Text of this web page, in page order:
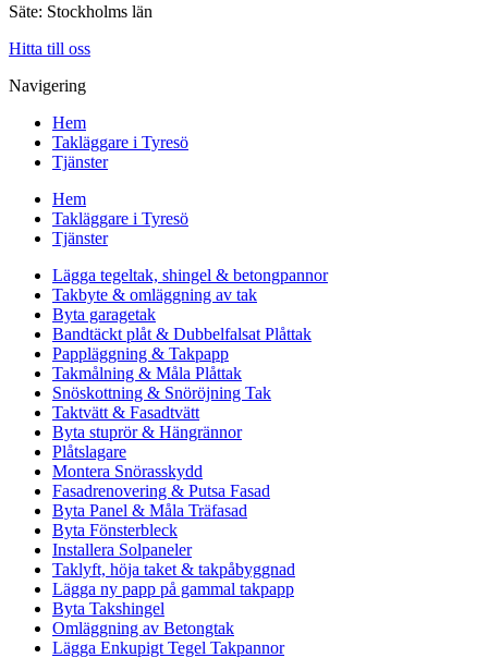
Säte: Stockholms län
Hitta till oss
Navigering
Hem
Takläggare i Tyresö
Tjänster
Hem
Takläggare i Tyresö
Tjänster
Lägga tegeltak, shingel & betongpannor
Takbyte & omläggning av tak
Byta garagetak
Bandtäckt plåt & Dubbelfalsat Plåttak
Pappläggning & Takpapp
Takmålning & Måla Plåttak
Snöskottning & Snöröjning Tak
Taktvätt & Fasadtvätt
Byta stuprör & Hängrännor
Plåtslagare
Montera Snörasskydd
Fasadrenovering & Putsa Fasad
Byta Panel & Måla Träfasad
Byta Fönsterbleck
Installera Solpaneler
Taklyft, höja taket & takpåbyggnad
Lägga ny papp på gammal takpapp
Byta Takshingel
Omläggning av Betongtak
Lägga Enkupigt Tegel Takpannor